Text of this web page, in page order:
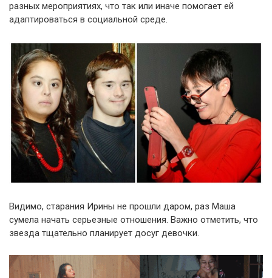
разных мероприятиях, что так или иначе помогает ей
адаптироваться в социальной среде.
Видимо, старания Ирины не прошли даром, раз Маша
сумела начать серьезные отношения. Важно отметить, что
звезда тщательно планирует досуг девочки.